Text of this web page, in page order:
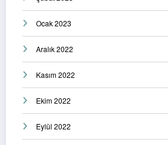
Ocak 2023
Aralık 2022
Kasım 2022
Ekim 2022
Eylül 2022